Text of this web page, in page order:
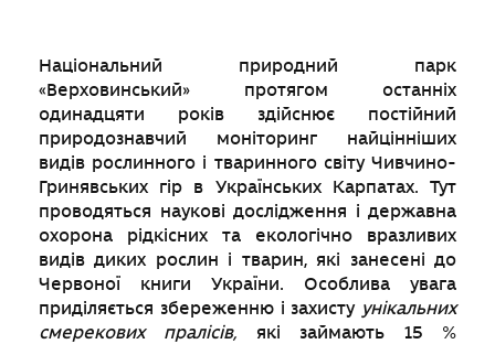
Національний природний парк
«Верховинський» протягом останніх
одинадцяти років здійснює постійний
природознавчий моніторинг найцінніших
видів рослинного і тваринного світу Чивчино-
Гринявських гір в Українських Карпатах. Тут
проводяться наукові дослідження і державна
охорона рідкісних та екологічно вразливих
видів диких рослин і тварин, які занесені до
Червоної книги України. Особлива увага
приділяється збереженню і захисту унікальних
смерекових пралісів, які займають 15 %